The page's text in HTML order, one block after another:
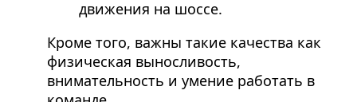
движения на шоссе.
Кроме того, важны такие качества как
физическая выносливость,
внимательность и умение работать в